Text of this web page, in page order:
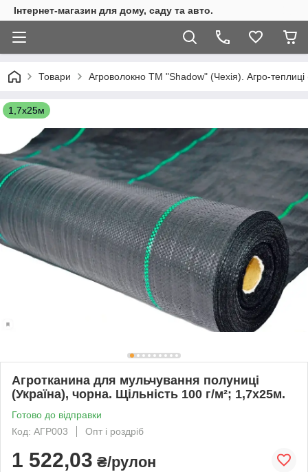
Інтернет-магазин для дому, саду та авто.
Товари Агроволокно ТМ "Shadow" (Чехія). Агро-
1,7х25м
Агротканина для мульчування полуниці
(Україна), чорна. Щільність 100 г/м²; 1,7х25м.
Готово до відправки
Код: АГР003
Опт і роздріб
1 522,03 ₴/рулон